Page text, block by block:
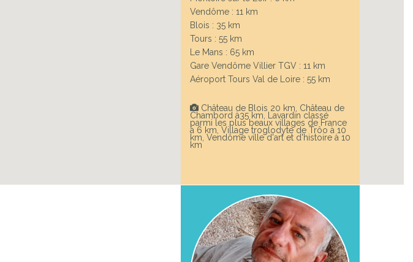
Vendôme : 11 km
Blois : 35 km
Tours : 55 km
Le Mans : 65 km
Gare Vendôme Villier TGV : 11 km
Aéroport Tours Val de Loire : 55 km
Château de Blois 20 km, Château de
Chambord à35 km, Lavardin classé
parmi les plus beaux villages de France
à 6 km, Village troglodyte de Trôo à 10
km, Vendôme ville d'art et d'histoire à 10
km